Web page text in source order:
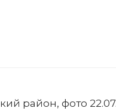
район, фото